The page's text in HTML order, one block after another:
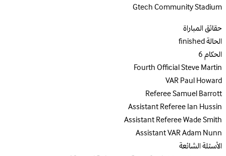
Gtech Community Stadium
حقائق المباراة
الحالةfinished
الحكام6
Fourth OfficialSteve Martin
VARPaul Howard
RefereeSamuel Barrott
Assistant RefereeIan Hussin
Assistant RefereeWade Smith
Assistant VARAdam Nunn
الأسئلة الشائعة